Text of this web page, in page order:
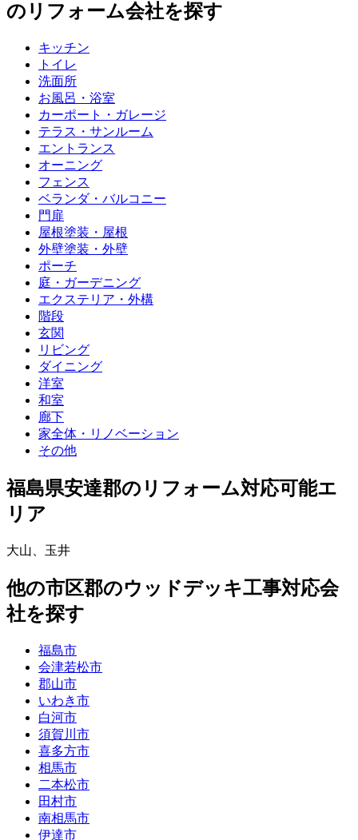
のリフォーム会社を探す
キッチン
トイレ
洗面所
お風呂・浴室
カーポート・ガレージ
テラス・サンルーム
エントランス
オーニング
フェンス
ベランダ・バルコニー
門扉
屋根塗装・屋根
外壁塗装・外壁
ポーチ
庭・ガーデニング
エクステリア・外構
階段
玄関
リビング
ダイニング
洋室
和室
廊下
家全体・リノベーション
その他
福島県安達郡のリフォーム対応可能エ
リア
大山 玉井
他の市区郡のウッドデッキ工事対応会
社を探す
福島市
会津若松市
郡山市
いわき市
白河市
須賀川市
喜多方市
相馬市
二本松市
田村市
南相馬市
伊達市